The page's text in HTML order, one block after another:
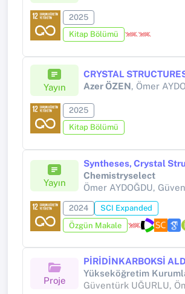
2025
Kitap Bölümü
Yayın
Azer ÖZEN, Ömer
2025
Kitap Bölümü
Yayın
Chemistryselect
2024
SCI Expanded
Özgün Makale
Proje